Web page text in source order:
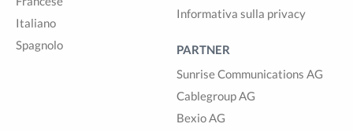
Italiano
Spagnolo
Informativa sulla privacy
PARTNER
Sunrise Communications AG
Cablegroup AG
Bexio AG